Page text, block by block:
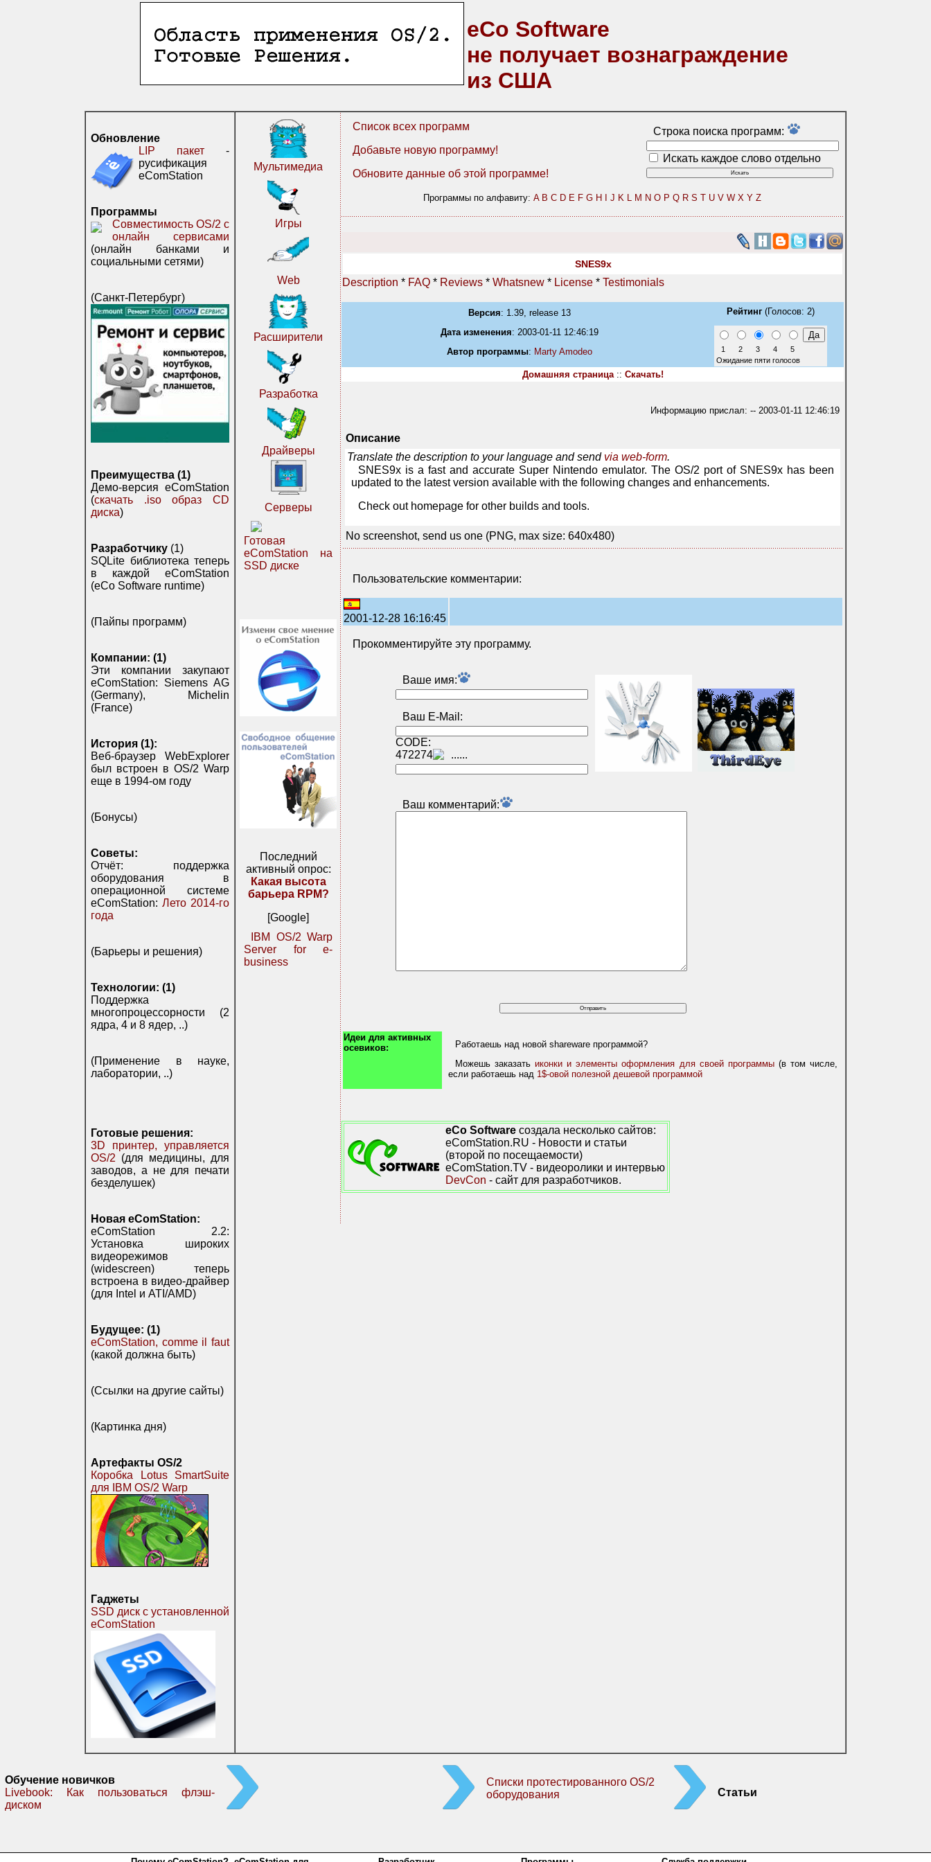
eCo Software
не получает вознаграждение
из США
Обновление
LIP пакет -
русификация
eComStation
Программы
Совместимость OS/2 с
онлайн сервисами
(онлайн банками и
социальными сетями)
(Санкт-Петербург)
Преимущества (1)
Демо-версия eComStation
(скачать .iso образ CD
диска)
Разработчику (1)
SQLite библиотека теперь
в каждой eComStation
(eCo Software runtime)
(Пайпы программ)
Компании: (1)
Эти компании закупают
eComStation: Siemens AG
(Germany), Michelin
(France)
История (1):
Веб-браузер WebExplorer
был встроен в OS/2 Warp
еще в 1994-ом году
(Бонусы)
Советы:
Отчёт: поддержка
оборудования в
операционной системе
eComStation: Лето 2014-го
года
(Барьеры и решения)
Технологии: (1)
Поддержка
многопроцессорности (2
ядра, 4 и 8 ядер, ..)
(Применение в науке,
лаборатории, ..)
Готовые решения:
3D принтер, управляется
OS/2 (для медицины, для
заводов, а не для печати
безделушек)
Новая eComStation:
eComStation 2.2:
Установка широких
видеорежимов
(widescreen) теперь
встроена в видео-драйвер
(для Intel и ATI/AMD)
Будущее: (1)
eComStation, comme il faut
(какой должна быть)
(Ссылки на другие сайты)
(Картинка дня)
Артефакты OS/2
Коробка Lotus SmartSuite
для IBM OS/2 Warp
Гаджеты
SSD диск с установленной
eComStation
Мультимедиа
Игры
Web
Расширители
Разработка
Драйверы
Серверы
Готовая
eComStation на
SSD диске
Последний
активный опрос:
Какая высота
барьера RPM?
[Google]
IBM OS/2 Warp
Server for e-
business
Список всех программ
Добавьте новую программу!
Обновите данные об этой программе!
Строка поиска программ:
Искать каждое слово отдельно
Программы по алфавиту: A B C D E F G H J K L M N O P Q R S T U V W X Y Z
SNES9x
Description * FAQ * Reviews * Whatsnew * License * Testimonials
Версия: 1.39, release 13
Дата изменения: 2003-01-11 12:46:19
Автор программы: Marty Amodeo
Рейтинг(Голосов: 2)
1 2 3 4
5
Ожидание пяти голосов
Домашняя страница:: Скачать!
Информацию прислал: -- 2003-01-11 12:46:19
Описание
Translate the description to your language and send via web-form.
SNES9x is a fast and accurate Super Nintendo emulator. The OS/2 port of SNES9x has been
updated to the latest version available with the following changes and enhancements.
Check out homepage for other builds and tools.
No screenshot, send us one (PNG, max size: 640x480)
Пользовательские комментарии:
2001-12-28 16:16:45
Прокомментируйте эту программу.
Ваше имя:
Ваш E-Mail:
CODE:
472274
Ваш комментарий:
Идеи для активных
осевиков:
Работаешь над новой shareware программой?
Можешь заказать иконки и элементы оформления для своей программы(в том числе,
если работаешь над 1$-овой полезной дешевой программой
eCo Software создала несколько сайтов:
eComStation.RU - Новости и статьи
(второй по посещаемости)
eComStation.TV - видеоролики и интервью
DevCon - сайт для разработчиков.
Обучение новичков
Livebook: Как пользоваться флэш-
диском
Списки протестированного OS/2
оборудования
Статьи